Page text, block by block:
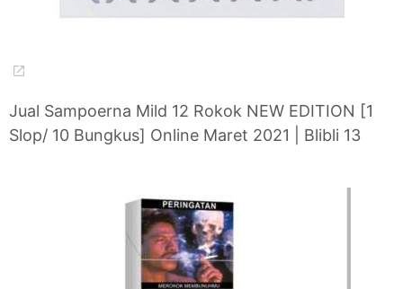
Jual Sampoerna Mild 12 Rokok NEW EDITION [1
Slop/ 10 Bungkus] Online Maret 2021 | Blibli 13